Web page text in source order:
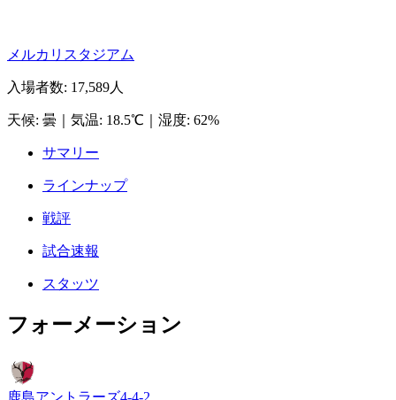
メルカリスタジアム
入場者数: 17,589人
天候: 曇 気温: 18.5℃ 湿度: 62%
サマリー
ラインナップ
戦評
試合速報
スタッツ
フォーメーション